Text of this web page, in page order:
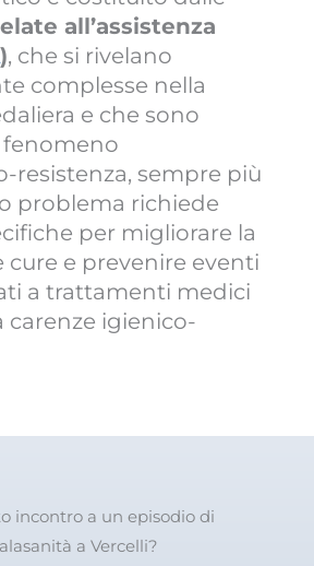
all’assistenza
), che si rivelano
complesse nella
e che sono
resistenza, sempre più
problema richiede
per migliorare la
cure e prevenire eventi
a trattamenti medici
carenze igienico-
incontro a un episodio di
a Vercelli?